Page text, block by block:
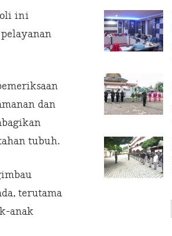
ini
dan
tubuh.
terutama
anak